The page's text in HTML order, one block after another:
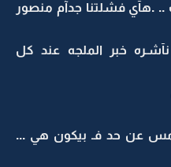
.هآي فشلتنا جدآم منصور
خبر الملجه عند كل
عن حد فـ بيكون هي ...